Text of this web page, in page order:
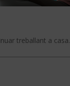
treballant a casa.